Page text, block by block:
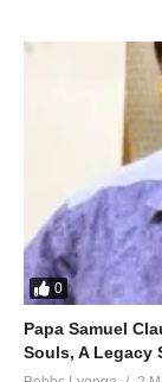
0
Papa Samuel
Souls, A Legacy